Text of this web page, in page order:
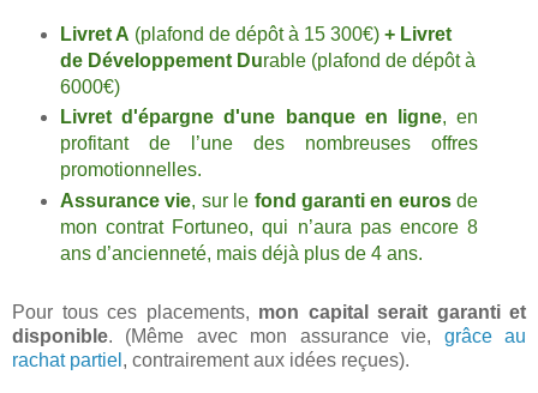
Livret A (plafond de dépôt à 15 300€) + Livret
de Développement Durable (plafond de dépôt à
6000€)
Livret d'épargne d'une banque en ligne, en
profitant de l’une des nombreuses offres
promotionnelles.
Assurance vie, sur le fond garanti en eurosde
mon contrat Fortuneo, qui n’aura pas encore 8
ans d’ancienneté, mais déjà plus de 4 ans.
Pour tous ces placements, mon capital serait garanti et
disponible. (Même avec mon assurance vie, grâce au
rachat partiel , contrairement aux idées reçues).